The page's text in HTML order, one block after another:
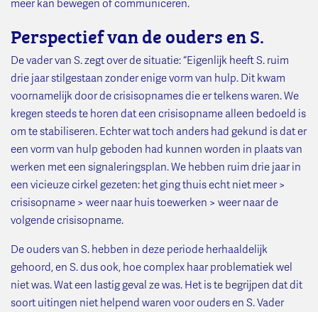
meer kan bewegen of communiceren.
Perspectief van de ouders en S.
De vader van S. zegt over de situatie: “Eigenlijk heeft S. ruim
drie jaar stilgestaan zonder enige vorm van hulp. Dit kwam
voornamelijk door de crisisopnames die er telkens waren. We
kregen steeds te horen dat een crisisopname alleen bedoeld is
om te stabiliseren. Echter wat toch anders had gekund is dat er
een vorm van hulp geboden had kunnen worden in plaats van
werken met een signaleringsplan. We hebben ruim drie jaar in
een vicieuze cirkel gezeten: het ging thuis echt niet meer >
crisisopname > weer naar huis toewerken > weer naar de
volgende crisisopname.
De ouders van S. hebben in deze periode herhaaldelijk
gehoord, en S. dus ook, hoe complex haar problematiek wel
niet was. Wat een lastig geval ze was. Het is te begrijpen dat dit
soort uitingen niet helpend waren voor ouders en S. Vader